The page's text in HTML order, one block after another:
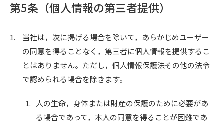
第5条（個人情報の第三者提供）
1.
当社は，次に掲げる場合を除いて，あらかじめユーザー
の同意を得ることなく，第三者に個人情報を提供するこ
とはありません。ただし，個人情報保護法その他の法令
で認められる場合を除きます。
1.
人の生命，身体または財産の保護のために必要があ
る場合であって，本人の同意を得ることが困難であ